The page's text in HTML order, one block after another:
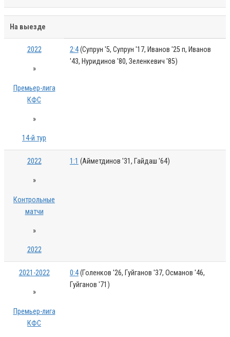
На выезде
2022
»
Премьер-лига
КФС
»
14-й тур
2:4(Супрун '5, Супрун '17, Иванов '25 п, Иванов
'43, Нуридинов '80, Зеленкевич '85)
2022
»
Контрольные
матчи
»
2022
1:1 (Айметдинов '31, Гайдаш '64)
2021-2022
»
Премьер-лига
КФС
0:4(Голенков '26, Гуйганов '37, Османов '46,
Гуйганов '71)